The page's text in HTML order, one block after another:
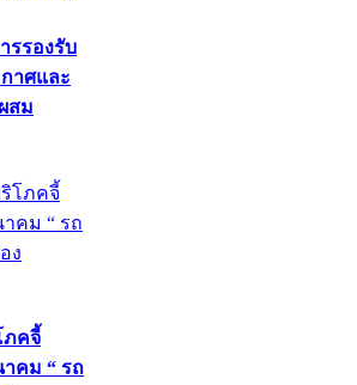
รรองรับ
าศและ
สม
ภคจี้
คม “ รถ